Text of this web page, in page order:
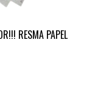
RESMA PAPEL